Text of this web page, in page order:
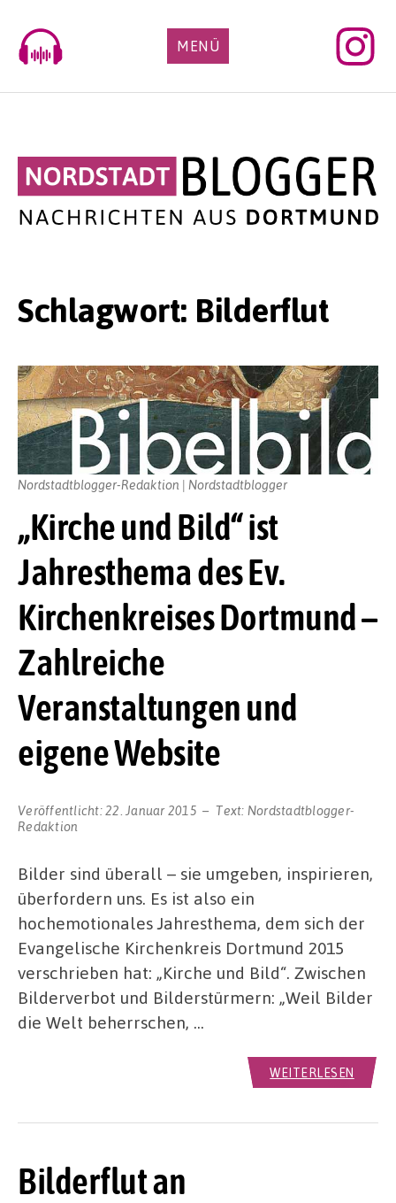
content
MENÜ
Schlagwort: Bilderflut
„Kirche und Bild“ ist
Jahresthema des Ev.
Kirchenkreises Dortmund –
Zahlreiche
Veranstaltungen und
eigene Website
Veröffentlicht: 22. Januar 2015 Text: Nordstadtblogger-
Redaktion
Nordstadtblogger-Redaktion | Nordstadtblogger
Bilder sind überall – sie umgeben, inspirieren,
überfordern uns. Es ist also ein
hochemotionales Jahresthema, dem sich der
Evangelische Kirchenkreis Dortmund 2015
verschrieben hat: „Kirche und Bild“. Zwischen
Bilderverbot und Bilderstürmern: „Weil Bilder
die Welt beherrschen, …
WEITERLESEN
Bilderflut an